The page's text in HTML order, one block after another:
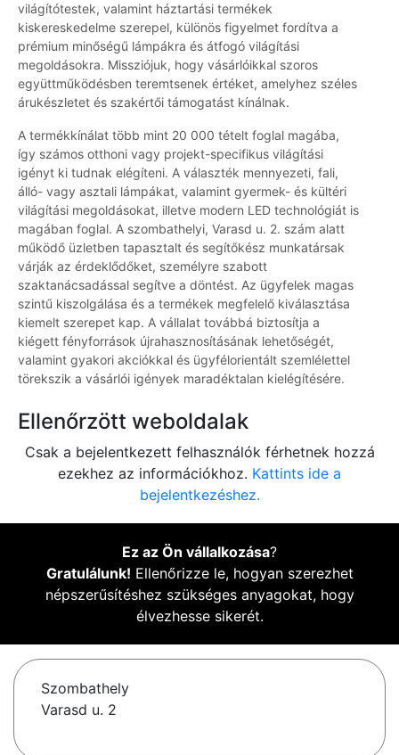
világítótestek, valamint háztartási termékek
kiskereskedelme szerepel, különös figyelmet fordítva a
prémium minőségű lámpákra és átfogó világítási
megoldásokra. Missziójuk, hogy vásárlóikkal szoros
együttműködésben teremtsenek értéket, amelyhez széles
árukészletet és szakértői támogatást kínálnak.
A termékkínálat több mint 20 000 tételt foglal magába,
így számos otthoni vagy projekt-specifikus világítási
igényt ki tudnak elégíteni. A választék mennyezeti, fali,
álló- vagy asztali lámpákat, valamint gyermek- és kültéri
világítási megoldásokat, illetve modern LED technológiát is
magában foglal. A szombathelyi, Varasd u. 2. szám alatt
működő üzletben tapasztalt és segítőkész munkatársak
várják az érdeklődőket, személyre szabott
szaktanácsadással segítve a döntést. Az ügyfelek magas
szintű kiszolgálása és a termékek megfelelő kiválasztása
kiemelt szerepet kap. A vállalat továbbá biztosítja a
kiégett fényforrások újrahasznosításának lehetőségét,
valamint gyakori akciókkal és ügyfélorientált szemlélettel
törekszik a vásárlói igények maradéktalan kielégítésére.
Ellenőrzött weboldalak
Csak a bejelentkezett felhasználók férhetnek hozzá
ezekhez az információkhoz. Kattints ide a
bejelentkezéshez.
Ez az Ön vállalkozása?
Gratulálunk! Ellenőrizze le, hogyan szerezhet
népszerűsítéshez szükséges anyagokat, hogy
élvezhesse sikerét.
Szombathely
Varasd u. 2